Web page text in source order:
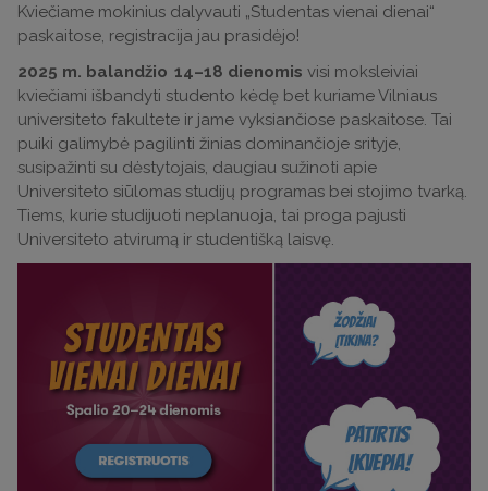
Kviečiame mokinius dalyvauti „Studentas vienai dienai“
paskaitose, registracija jau prasidėjo!
2025 m. balandžio 14–18 dienomis visi moksleiviai
kviečiami išbandyti studento kėdę bet kuriame Vilniaus
universiteto fakultete ir jame vyksiančiose paskaitose. Tai
puiki galimybė pagilinti žinias dominančioje srityje,
susipažinti su dėstytojais, daugiau sužinoti apie
Universiteto siūlomas studijų programas bei stojimo tvarką.
Tiems, kurie studijuoti neplanuoja, tai proga pajusti
Universiteto atvirumą ir studentišką laisvę.